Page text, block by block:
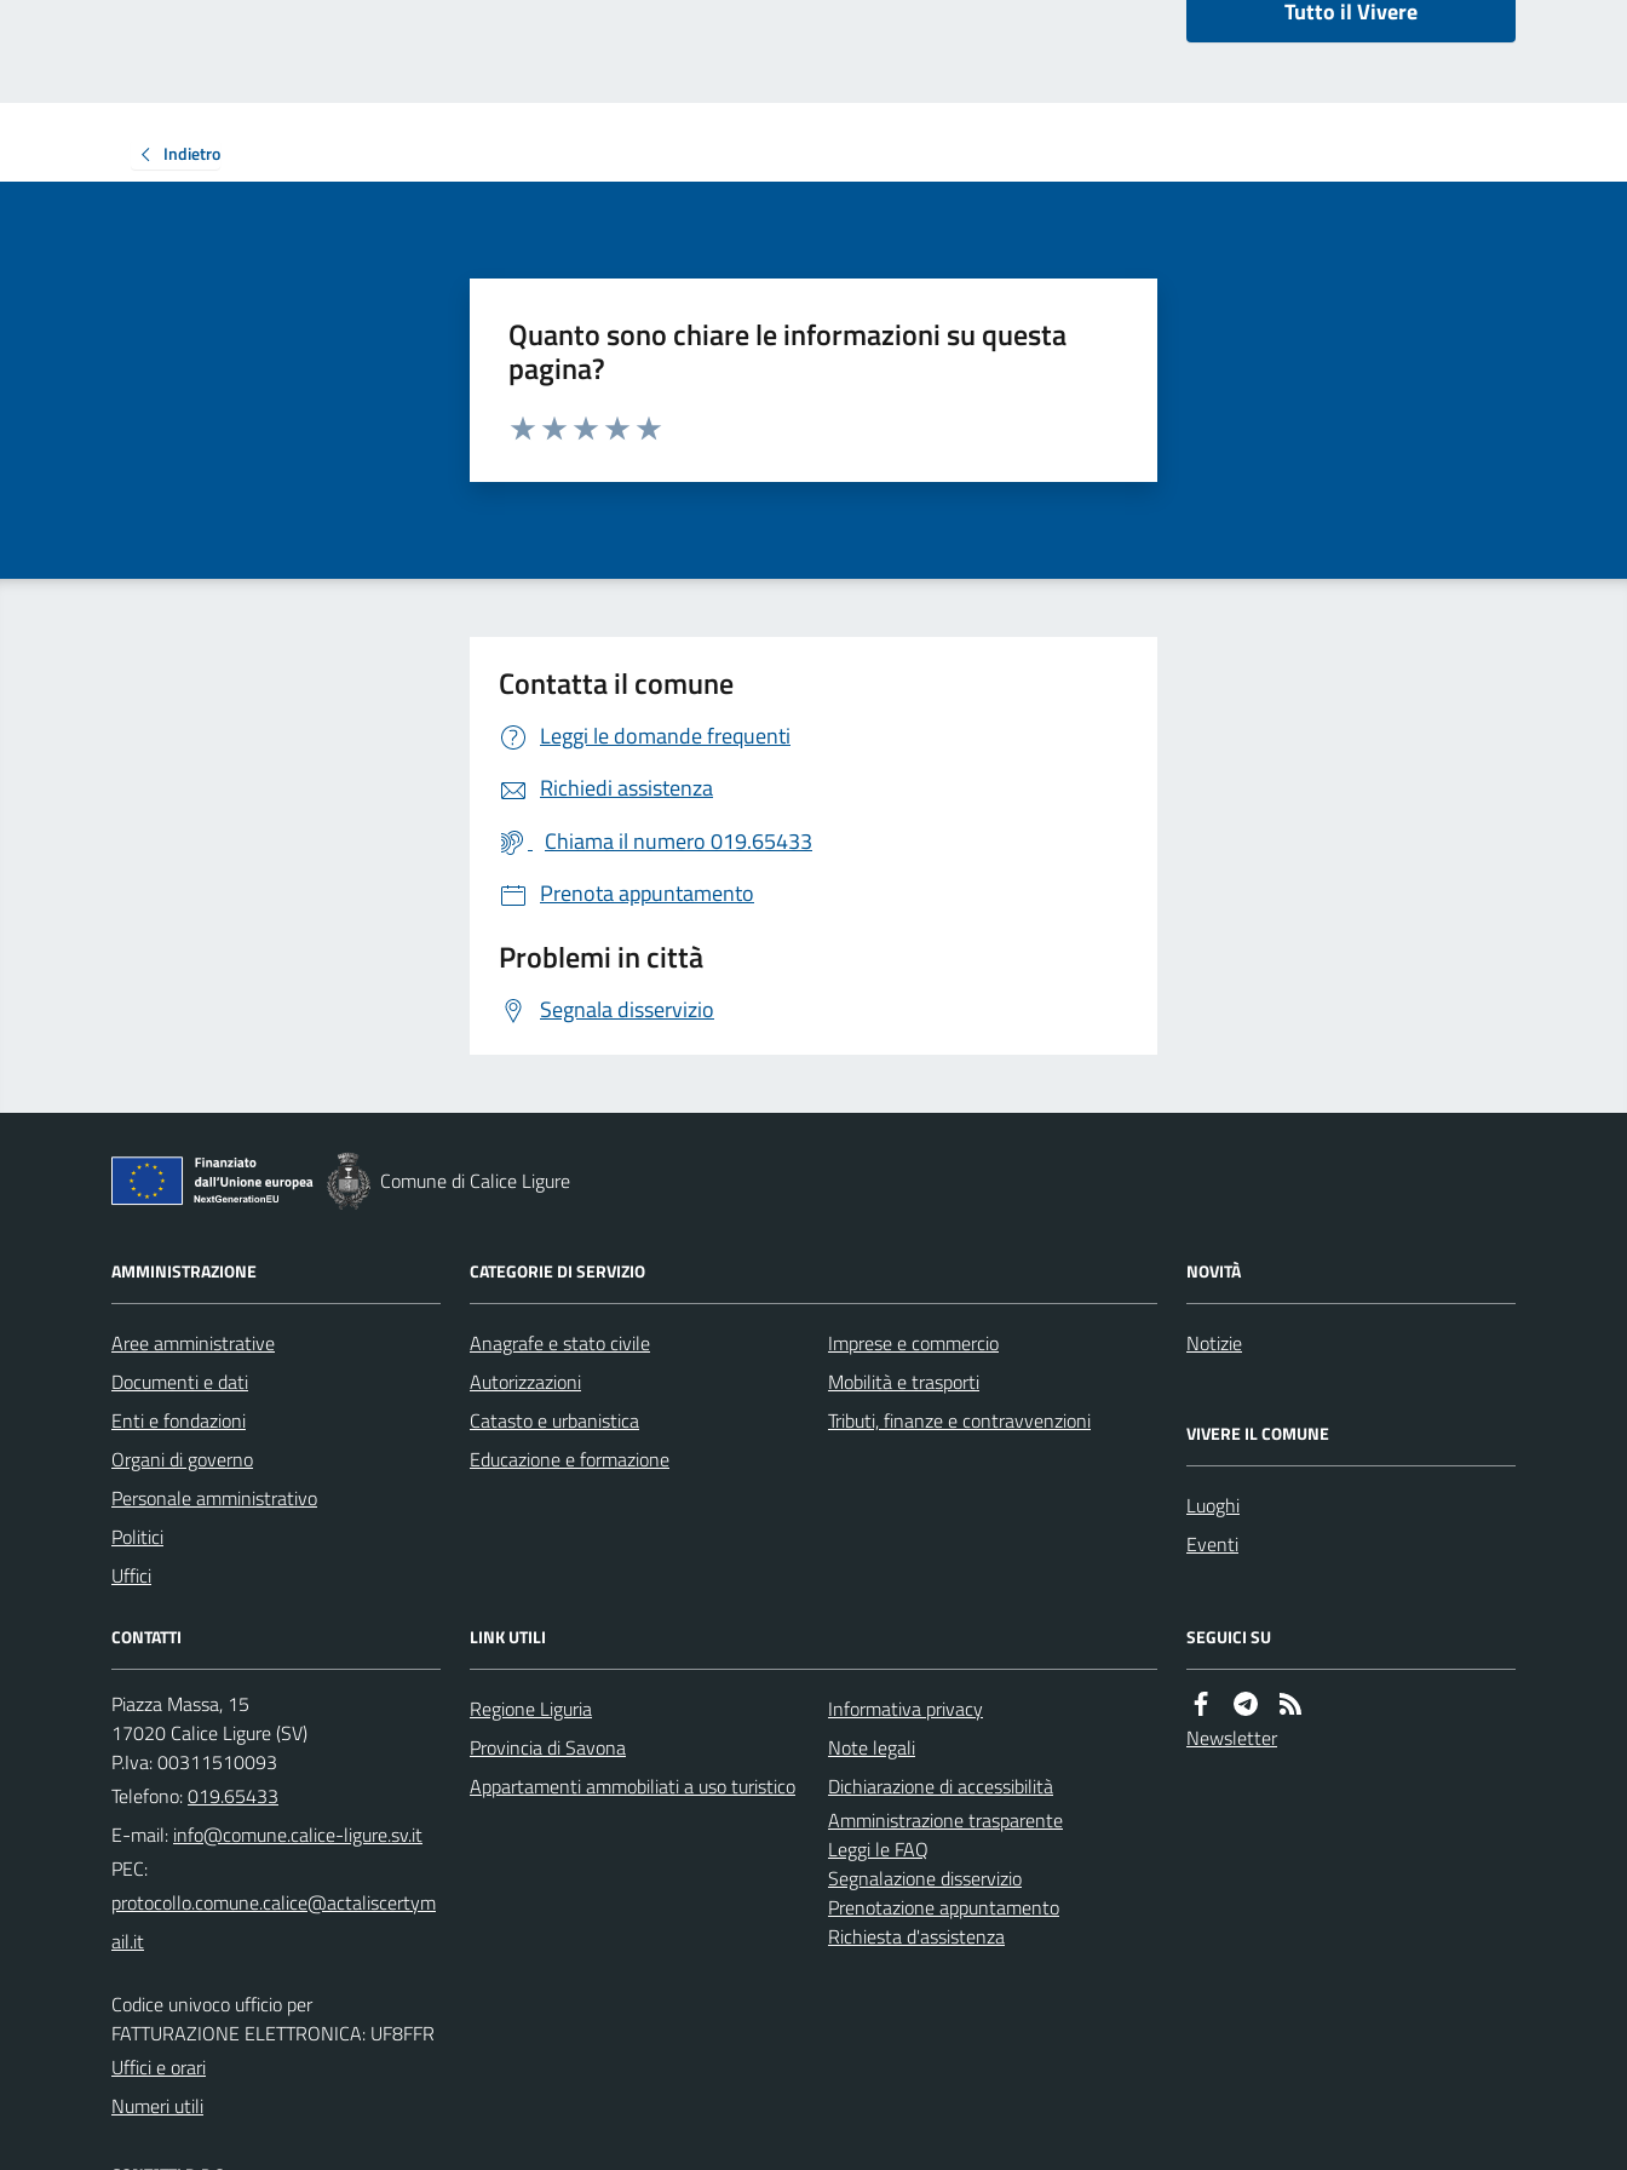
Tutto il Vivere
Indietro
Quanto sono chiare le informazioni su questa
pagina?
Valuta da 1 a 5 stelle la pagina
Contatta il comune
Leggi le domande frequenti
Richiedi assistenza
Chiama il numero 019.65433
Prenota appuntamento
Problemi in città
Segnala disservizio
Comune di Calice Ligure
AMMINISTRAZIONE
Aree amministrative
Documenti e dati
Enti e fondazioni
Organi di governo
Personale amministrativo
Politici
Uffici
CATEGORIE DI SERVIZIO
Anagrafe e stato civile
Autorizzazioni
Catasto e urbanistica
Educazione e formazione
Imprese e commercio
Mobilità e trasporti
Tributi, finanze e contravvenzioni
NOVITÀ
Notizie
VIVERE IL COMUNE
Luoghi
Eventi
CONTATTI
Piazza Massa, 15
17020 Calice Ligure (SV)
P.Iva: 00311510093
Telefono:019.65433
E-mail:
PEC:
Codice univoco ufficio per
FATTURAZIONE ELETTRONICA: UF8FFR
Uffici e orari
Numeri utili
LINK UTILI
Regione Liguria
Provincia di Savona
Appartamenti ammobiliati a uso turistico
Informativa privacy
Note legali
Dichiarazione di accessibilità
Amministrazione trasparente
Leggi le FAQ
Segnalazione disservizio
Prenotazione appuntamento
Richiesta d'assistenza
SEGUICI SU
Newsletter